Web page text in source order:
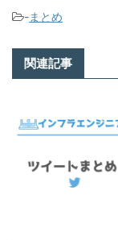
-まとめ
関連記事